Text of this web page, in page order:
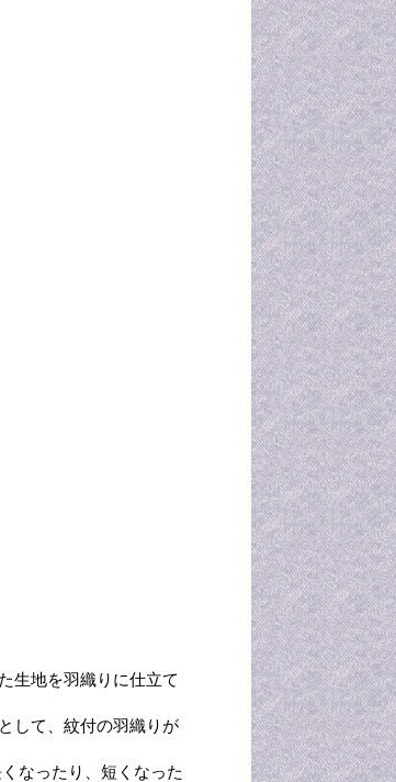
生地を羽織りに仕立て
して、紋付の羽織りが
なったり、短くなった